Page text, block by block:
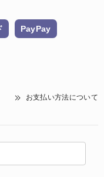
PayPay
お支払い方法について